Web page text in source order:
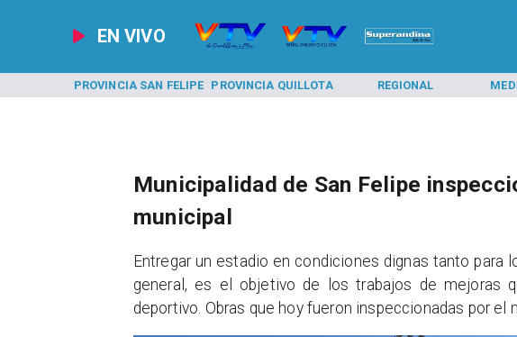
EN VIVO
PROVINCIA SAN FELIPE PROVINCIA QUILLOTA REGIONAL
​​Municipalidad de San Felipe
municipal
Entregar un estadio en condiciones dignas tanto para
general, es el objetivo de los trabajos de mejoras
deportivo. Obras que hoy fueron inspeccionadas por el